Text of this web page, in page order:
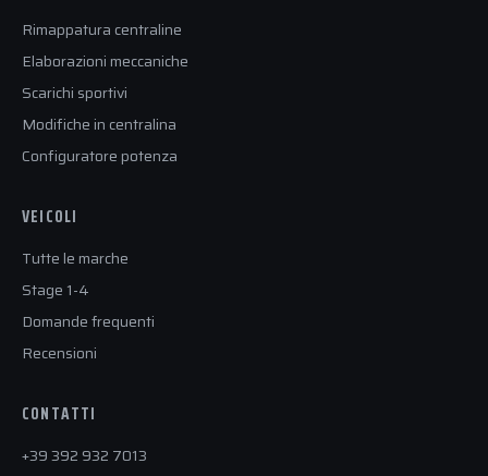
Rimappatura centraline
Elaborazioni meccaniche
Scarichi sportivi
Modifiche in centralina
Configuratore potenza
VEICOLI
Tutte le marche
Stage 1-4
Domande frequenti
Recensioni
CONTATTI
+39 392 932 7013